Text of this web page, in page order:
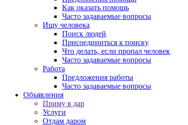
Как оказать помощь
Часто задаваемые вопросы
Ищу человека
Поиск людей
Присоединиться к поиску
Что делать, если пропал человек
Часто задаваемые вопросы
Работа
Предложения работы
Часто задаваемые вопросы
Объявления
Приму в дар
Услуги
Отдам даром